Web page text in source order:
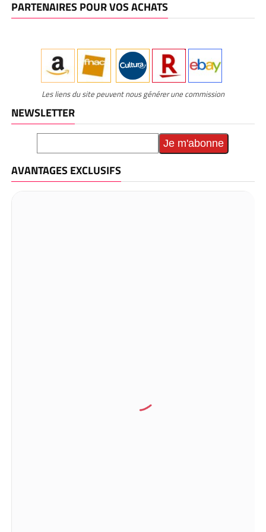
PARTENAIRES POUR VOS ACHATS
Les liens du site peuvent nous générer une commission
NEWSLETTER
AVANTAGES EXCLUSIFS